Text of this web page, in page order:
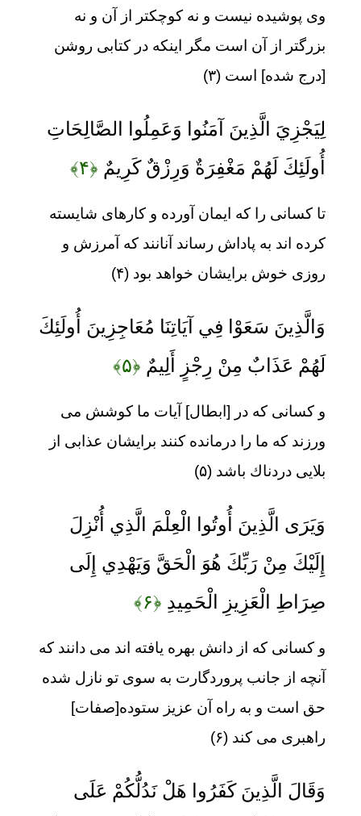
وى پوشيده نيست و نه كوچكتر از آن و نه
بزرگتر از آن است مگر اينكه در كتابى روشن
[درج شده] است (۳)
لِيَجْزِيَ الَّذِينَ آمَنُوا وَعَمِلُوا الصَّالِحَاتِ
أُولَئِكَ لَهُمْ مَغْفِرَةٌ وَرِزْقٌ كَرِيمٌ ﴿۴﴾
تا كسانى را كه ايمان آورده و كارهاى شايسته
كرده‏ اند به پاداش رساند آنانند كه آمرزش و
روزى خوش برايشان خواهد بود (۴)
وَالَّذِينَ سَعَوْا فِي آيَاتِنَا مُعَاجِزِينَ أُولَئِكَ
لَهُمْ عَذَابٌ مِنْ رِجْزٍ أَلِيمٌ ﴿۵﴾
و كسانى كه در [ابطال] آيات ما كوشش مى
‏ورزند كه ما را درمانده كنند برايشان عذابى از
بلايى دردناك باشد (۵)
وَيَرَى الَّذِينَ أُوتُوا الْعِلْمَ الَّذِي أُنْزِلَ
إِلَيْكَ مِنْ رَبِّكَ هُوَ الْحَقَّ وَيَهْدِي إِلَى
صِرَاطِ الْعَزِيزِ الْحَمِيدِ ﴿۶﴾
و كسانى كه از دانش بهره يافته‏ اند مى‏ دانند كه
آنچه از جانب پروردگارت به سوى تو نازل شده
حق است و به راه آن عزيز ستوده[صفات]
راهبرى مى ‏كند (۶)
وَقَالَ الَّذِينَ كَفَرُوا هَلْ نَدُلُّكُمْ عَلَى